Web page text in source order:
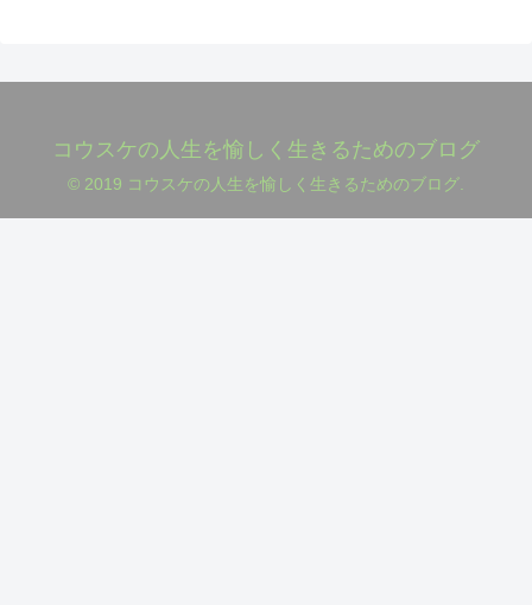
コウスケの人生を愉しく生きるためのブログ
© 2019 コウスケの人生を愉しく生きるためのブログ.